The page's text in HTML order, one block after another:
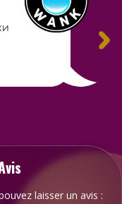
laisser un avis :